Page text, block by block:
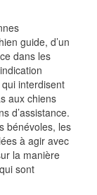
guide, d’un
dans les
interdisent
aux chiens
d’assistance.
bénévoles, les
à agir avec
la manière
sont